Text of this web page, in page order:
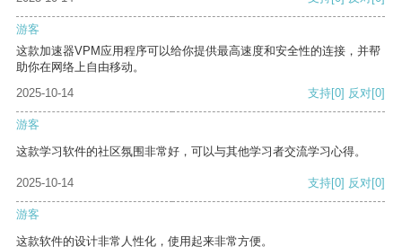
游客
这款加速器VPM应用程序可以给你提供最高速度和安全性的连接，并帮
助你在网络上自由移动。
2025-10-14
支持[0] 反对[0]
游客
这款学习软件的社区氛围非常好，可以与其他学习者交流学习心得。
2025-10-14 支持[0] 反对[0]
游客
这款软件的设计非常人性化，使用起来非常方便。